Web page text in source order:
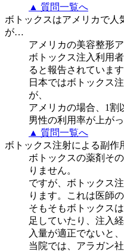
▲ 質問一覧へ
ボトックスはアメリカで人
が…
アメリカの美容整形
ボトックス注入利用
ると報告されています
日本ではボトックス
が、
アメリカの場合、1割
男性の利用率が上が
▲ 質問一覧へ
ボトックス注射による副作
ボトックスの薬剤そ
りません。
ですが、ボトックス
ります。これは医師
そもそもボトックス
足していたり、注入
入量が適正でないと
当院では、アラガン